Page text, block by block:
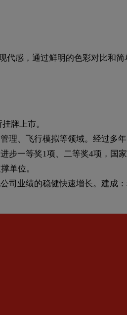
感，通过鲜明的色彩对比和
牌上市。
理、飞行模拟等领域。经过多
步一等奖1项、二等奖4项，国
单位。
司业绩的稳健快速增长。建成